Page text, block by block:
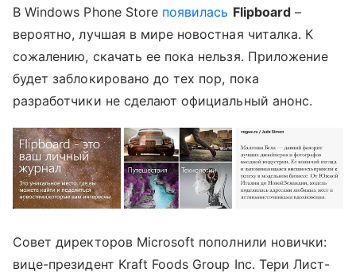
В Windows Phone Store появилась Flipboard –
вероятно, лучшая в мире новостная читалка. К
сожалению, скачать ее пока нельзя. Приложение
будет заблокировано до тех пор, пока
разработчики не сделают официальный анонс.
Совет директоров Microsoft пополнили новички:
вице-президент Kraft Foods Group Inc. Тери Лист-